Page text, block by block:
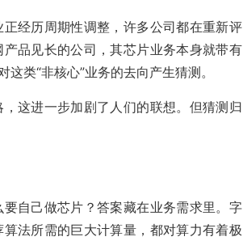
经历周期性调整，许多公司都在重新评
品见长的公司，其芯片业务本身就带有
类“非核心”业务的去向产生猜测。
这进一步加剧了人们的联想。但猜测归
自己做芯片？答案藏在业务需求里。字
法所需的巨大计算量，都对算力有着极